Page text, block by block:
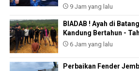
9 Jam yang lalu
BIADAB ! Ayah di
Kandung Bertahun -
6 Jam yang lalu
Perbaikan Fender